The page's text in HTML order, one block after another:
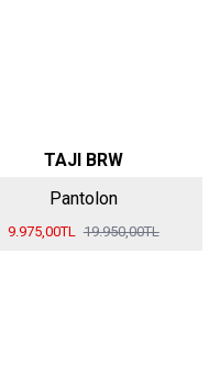
TAJI BRW
Pantolon
9.975,00TL 19.950,00TL